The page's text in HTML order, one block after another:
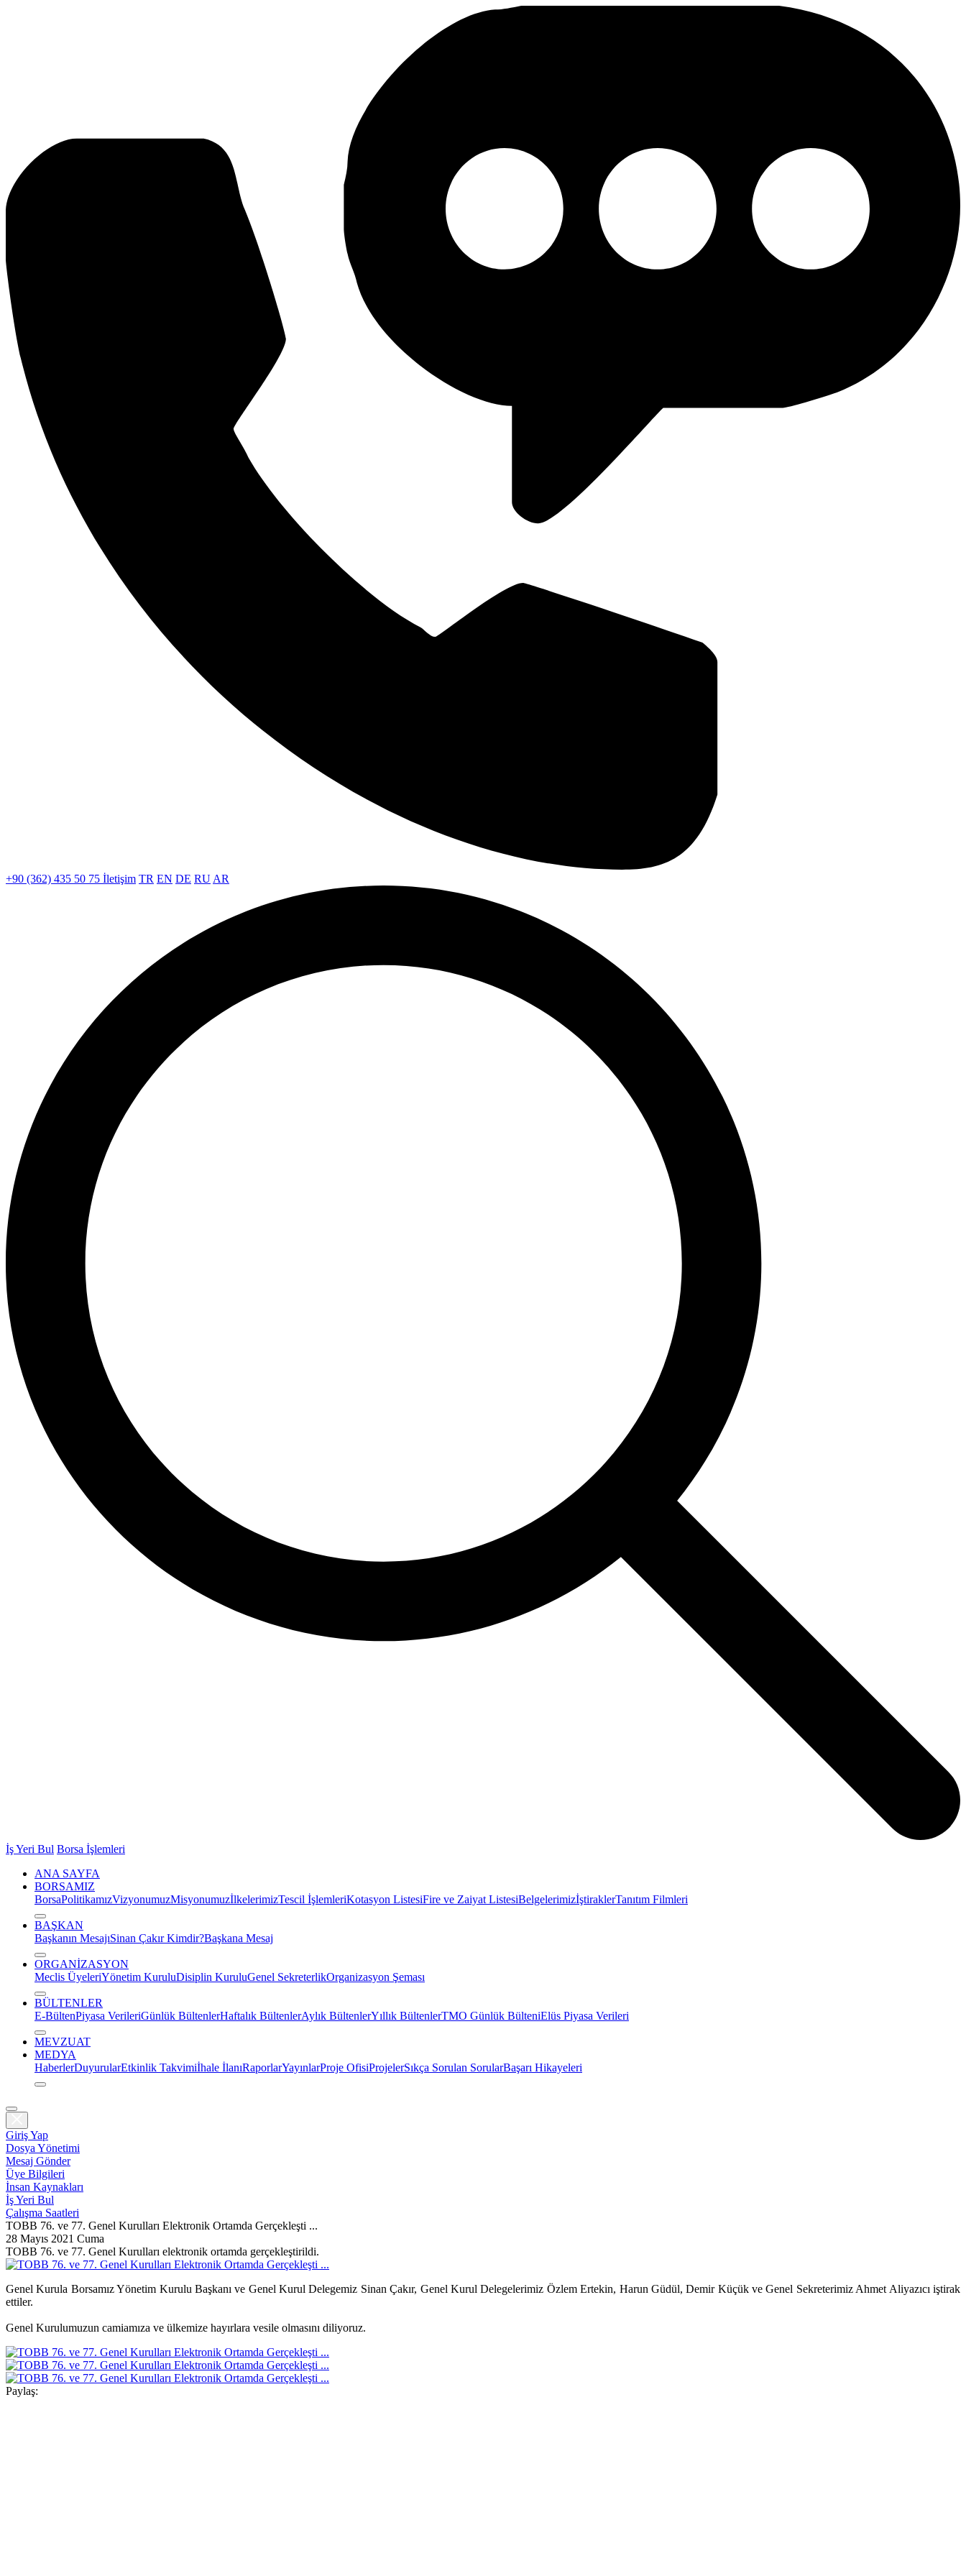
+90 (362) 435 50 75 İletişim TR EN DE RU AR
İş Yeri Bul Borsa İşlemleri
ANA SAYFA
BORSAMIZ
BorsaPolitikamızVizyonumuzMisyonumuzİlkelerimizTescil İşlemleriKotasyon ListesiFire ve Zaiyat ListesiBelgelerimizİştiraklerTanıtım Filmleri
BAŞKAN
Başkanın MesajıSinan Çakır Kimdir?Başkana Mesaj
ORGANİZASYON
Meclis ÜyeleriYönetim KuruluDisiplin KuruluGenel SekreterlikOrganizasyon Şeması
BÜLTENLER
E-BültenPiyasa VerileriGünlük BültenlerHaftalık BültenlerAylık BültenlerYıllık BültenlerTMO Günlük BülteniElüs Piyasa Verileri
MEVZUAT
MEDYA
HaberlerDuyurularEtkinlik Takvimiİhale İlanıRaporlarYayınlarProje OfisiProjelerSıkça Sorulan SorularBaşarı Hikayeleri
Giriş Yap
Dosya Yönetimi
Mesaj Gönder
Üye Bilgileri
İnsan Kaynakları
İş Yeri Bul
Çalışma Saatleri
TOBB 76. ve 77. Genel Kurulları Elektronik Ortamda Gerçekleşti ...
28 Mayıs 2021 Cuma
TOBB 76. ve 77. Genel Kurulları elektronik ortamda gerçekleştirildi.
Genel Kurula Borsamız Yönetim Kurulu Başkanı ve Genel Kurul Delegemiz Sinan Çakır, Genel Kurul Delegelerimiz Özlem Ertekin, Harun Güdül, Demir Küçük ve Genel Sekreterimiz Ahmet Aliyazıcı iştirak
ettiler.
Genel Kurulumuzun camiamıza ve ülkemize hayırlara vesile olmasını diliyoruz.
Paylaş: